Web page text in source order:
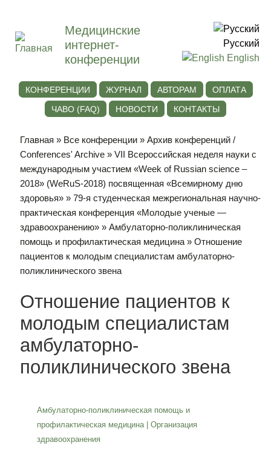
Медицинские
интернет-
конференции
Русский
English
КОНФЕРЕНЦИИ ЖУРНАЛ АВТОРАМ
ОПЛАТА
ЧАВО (FAQ)
НОВОСТИ КОНТАКТЫ
Главная » Все конференции »Архив конференций /
Conferences' Archive »VII Всероссийская неделя науки с
международным участием «Week of Russian science –
2018» (WeRuS-2018) посвященная «Всемирному дню
здоровья» »79-я студенческая межрегиональная научно-
практическая конференция «Молодые ученые —
здравоохранению» »Амбулаторно-поликлиническая
помощь и профилактическая медицина » Отношение
пациентов к молодым специалистам амбулаторно-
поликлинического звена
Отношение пациентов к
молодым специалистам
амбулаторно-
поликлинического звена
Амбулаторно-поликлиническая помощь и
профилактическая медицина|Организация
здравоохранения